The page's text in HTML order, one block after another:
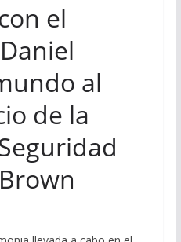
el
al
de la